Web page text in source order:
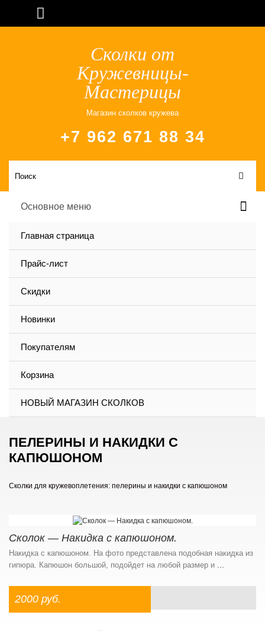
Сколки от
Кружевницы-
Мастерицы
Магазин сколков кружева
+7 962 671 88 34
Основное меню
Главная страница
Прайс-лист
Скидки
Новинки
Покупателям
Корзина
НОВЫЙ МАГАЗИН СКОЛКОВ
ПЕЛЕРИНЫ И НАКИДКИ С
КАПЮШОНОМ
Сколки для кружевоплетения: пелерины и накидки с капюшоном
Сколок — Накидка с капюшоном.
Накидка с капюшоном. На фото представлена подобная накидка из
гипюра. Капюшон большой, подойдет на любой размер и
2000 руб.